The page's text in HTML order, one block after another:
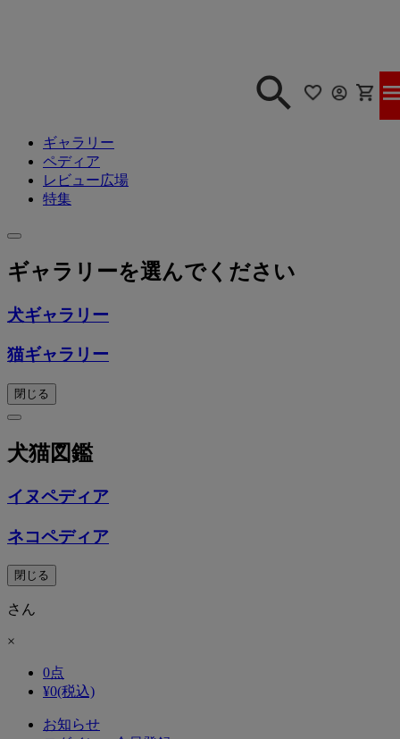
ギャラリー
ペディア
レビュー広場
特集
ギャラリーを選んでください
犬ギャラリー
猫ギャラリー
閉じる
犬猫図鑑
イヌペディア
ネコペディア
閉じる
さん
×
0点
¥0(税込)
お知らせ